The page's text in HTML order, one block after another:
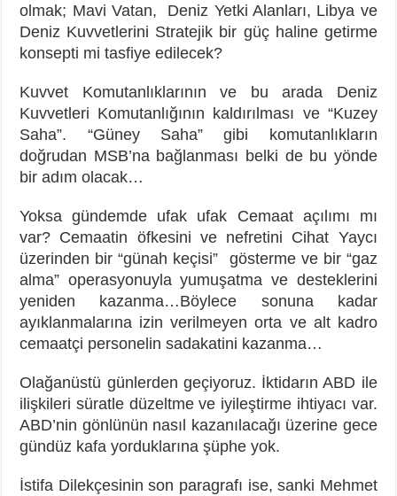
olmak; Mavi Vatan, Deniz Yetki Alanları, Libya ve
Deniz Kuvvetlerini Stratejik bir güç haline getirme
konsepti mi tasfiye edilecek?
Kuvvet Komutanlıklarının ve bu arada Deniz
Kuvvetleri Komutanlığının kaldırılması ve “Kuzey
Saha”. “Güney Saha” gibi komutanlıkların
doğrudan MSB’na bağlanması belki de bu yönde
bir adım olacak…
Yoksa gündemde ufak ufak Cemaat açılımı mı
var? Cemaatin öfkesini ve nefretini Cihat Yaycı
üzerinden bir “günah keçisi” gösterme ve bir “gaz
alma” operasyonuyla yumuşatma ve desteklerini
yeniden kazanma…Böylece sonuna kadar
ayıklanmalarına izin verilmeyen orta ve alt kadro
cemaatçi personelin sadakatini kazanma…
Olağanüstü günlerden geçiyoruz. İktidarın ABD ile
ilişkileri süratle düzeltme ve iyileştirme ihtiyacı var.
ABD’nin gönlünün nasıl kazanılacağı üzerine gece
gündüz kafa yorduklarına şüphe yok.
İstifa Dilekçesinin son paragrafı ise, sanki Mehmet